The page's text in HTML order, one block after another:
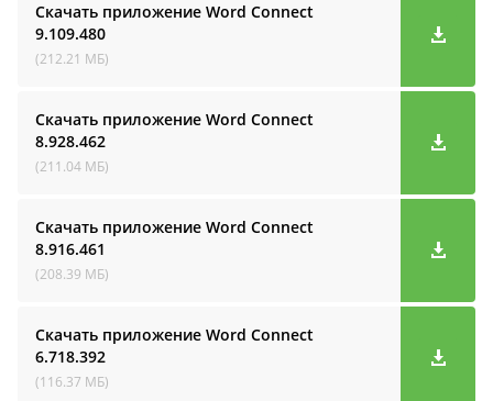
Скачать приложение Word Connect
9.109.480
(212.21 МБ)
Скачать приложение Word Connect
8.928.462
(211.04 МБ)
Скачать приложение Word Connect
8.916.461
(208.39 МБ)
Скачать приложение Word Connect
6.718.392
(116.37 МБ)